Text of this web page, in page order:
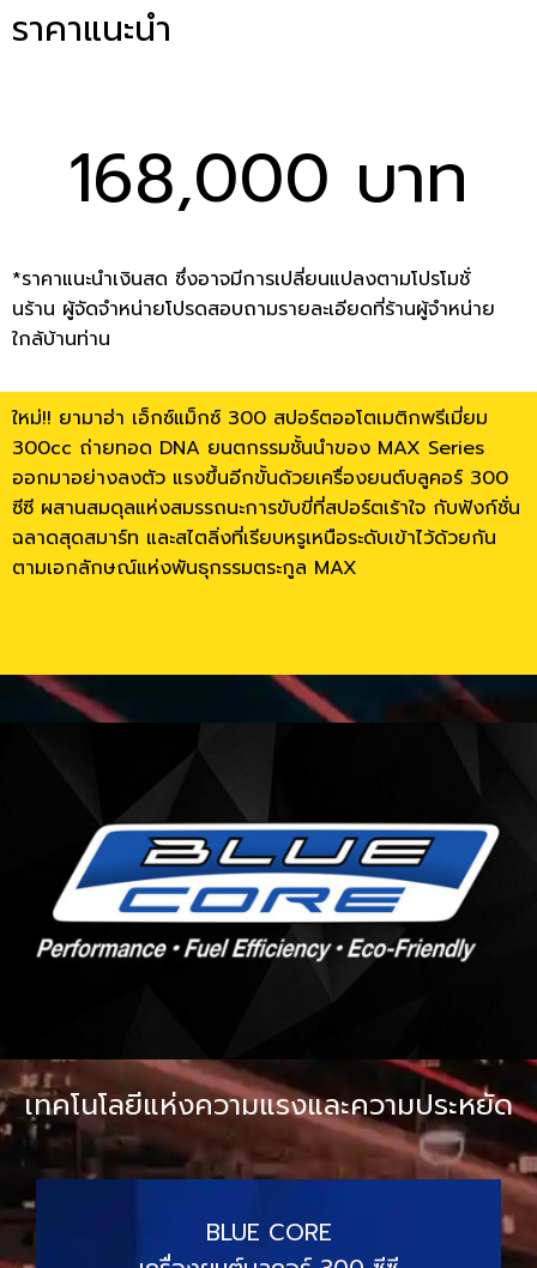
ราคาแนะนำ
168,000 บาท
*ราคาแนะนำเงินสด ซึ่งอาจมีการเปลี่ยนแปลงตามโปรโมชั่
นร้าน ผู้จัดจำหน่ายโปรดสอบถามรายละเอียดที่ร้านผู้จำหน่าย
ใกล้บ้านท่าน
ใหม่!! ยามาฮ่า เอ็กซ์แม็กซ์ 300 สปอร์ตออโตเมติกพรีเมี่ยม
300cc ถ่ายทอด DNA ยนตกรรมชั้นนำของ MAX Series
ออกมาอย่างลงตัว แรงขึ้นอีกขั้นด้วยเครื่องยนต์บลูคอร์ 300
ซีซี ผสานสมดุลแห่งสมรรถนะการขับขี่ที่สปอร์ตเร้าใจ กับฟังก์ชั่น
ฉลาดสุดสมาร์ท และสไตลิ่งที่เรียบหรูเหนือระดับเข้าไว้ด้วยกัน
ตามเอกลักษณ์แห่งพันธุกรรมตระกูล MAX
เทคโนโลยีแห่งความแรงและความประหยัด
BLUE CORE